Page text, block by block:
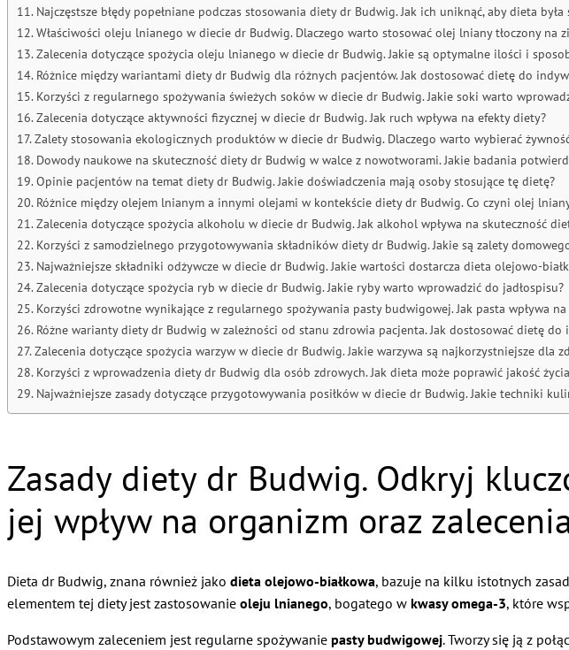
Najczęstsze błędy popełniane podczas stosowania diety dr Budwig. Jak ich uniknąć, aby dieta była
Właściwości oleju lnianego w diecie dr Budwig. Dlaczego warto stosować olej lniany tłoczony na
Zalecenia dotyczące spożycia oleju lnianego w diecie dr Budwig. Jakie są optymalne ilości i
Różnice między wariantami diety dr Budwig dla różnych pacjentów. Jak dostosować dietę do
Korzyści z regularnego spożywania świeżych soków w diecie dr Budwig. Jakie soki warto
Zalecenia dotyczące aktywności fizycznej w diecie dr Budwig. Jak ruch wpływa na efekty diety?
Zalety stosowania ekologicznych produktów w diecie dr Budwig. Dlaczego warto wybierać
Dowody naukowe na skuteczność diety dr Budwig w walce z nowotworami. Jakie badania
Opinie pacjentów na temat diety dr Budwig. Jakie doświadczenia mają osoby stosujące tę dietę?
Różnice między olejem lnianym a innymi olejami w kontekście diety dr Budwig. Co czyni olej
Zalecenia dotyczące spożycia alkoholu w diecie dr Budwig. Jak alkohol wpływa na skuteczność
Korzyści z samodzielnego przygotowywania składników diety dr Budwig. Jakie są zalety
Najważniejsze składniki odżywcze w diecie dr Budwig. Jakie wartości dostarcza dieta olejowo-
Zalecenia dotyczące spożycia ryb w diecie dr Budwig. Jakie ryby warto wprowadzić do jadłospisu?
Korzyści zdrowotne wynikające z regularnego spożywania pasty budwigowej. Jak pasta wpływa
Różne warianty diety dr Budwig w zależności od stanu zdrowia pacjenta. Jak dostosować dietę
Zalecenia dotyczące spożycia warzyw w diecie dr Budwig. Jakie warzywa są najkorzystniejsze dla
Korzyści z wprowadzenia diety dr Budwig dla osób zdrowych. Jak dieta może poprawić jakość
Najważniejsze zasady dotyczące przygotowywania posiłków w diecie dr Budwig. Jakie techniki
Zasady diety dr Budwig. Odkryj
jej wpływ na organizm oraz
Dieta dr Budwig, znana również jako dieta olejowo-białkowa, bazuje na kilku istotnych
elementem tej diety jest zastosowanie oleju lnianego, bogatego w kwasy omega-3, które
Podstawowym zaleceniem jest regularne spożywanie pasty budwigowej. Tworzy się ją z